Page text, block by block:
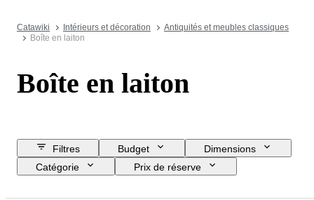
Catawiki Intérieurs et décoration
Antiquités et meubles classiques
Boîte en laiton
Boîte en laiton
Filtres Budget
Dimensions
Catégorie
Prix de réserve